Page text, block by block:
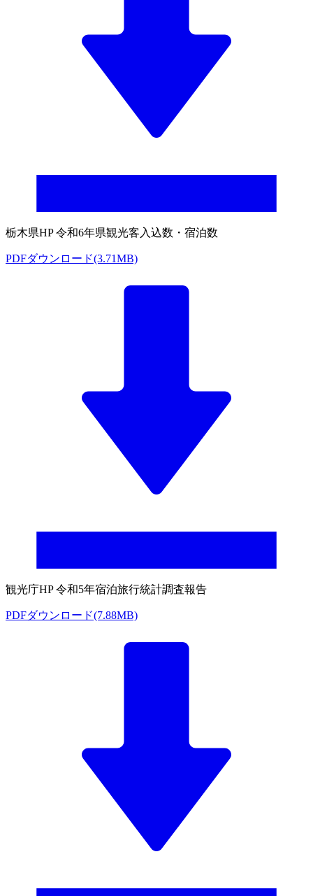
栃木県HP 令和6年県観光客入込数・宿泊数
PDFダウンロード(3.71MB)
観光庁HP 令和5年宿泊旅行統計調査報告
PDFダウンロード(7.88MB)